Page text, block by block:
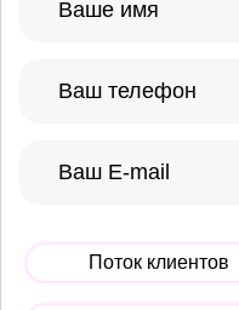
Поток клиентов